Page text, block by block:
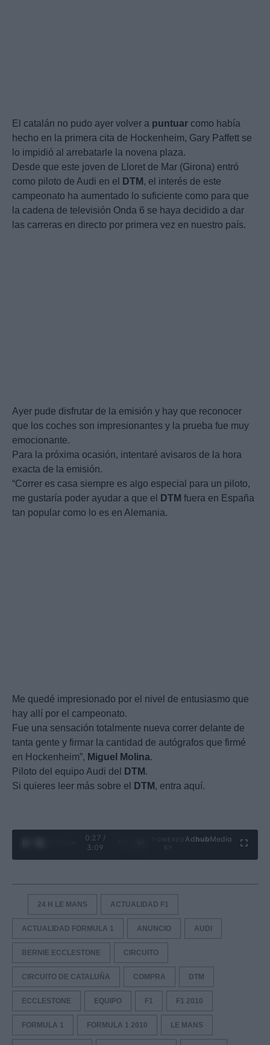
El catalán no pudo ayer volver a puntuar como había
hecho en la primera cita de Hockenheim, Gary Paffett se
lo impidió al arrebatarle la novena plaza.
Desde que este joven de Lloret de Mar (Girona) entró
como piloto de Audi en el
DTM , el interés de este
campeonato ha aumentado lo suficiente como para que
la cadena de televisión Onda 6 se haya decidido a dar
las carreras en directo por primera vez en nuestro país.
Ayer pude disfrutar de la emisión y hay que reconocer
que los coches son impresionantes y la prueba fue muy
emocionante.
Para la próxima ocasión, intentaré avisaros de la hora
exacta de la emisión.
“Correr es casa siempre es algo especial para un piloto,
me gustaría poder ayudar a que el
DTM fuera en España
tan popular como lo es en Alemania.
Me quedé impresionado por el nivel de entusiasmo que
hay allí por el campeonato.
Fue una sensación totalmente nueva correr delante de
tanta gente y firmar la cantidad de autógrafos que firmé
en Hockenheim”, Miguel Molina.
Piloto del equipo Audi del
DTM .
Si quieres leer más sobre el
DTM , entra aquí.
0:28 /
3:09
Ad hubMedia
24 H LE MANS ACTUALIDAD F1
ACTUALIDAD FORMULA 1 ANUNCIO AUDI
BERNIE ECCLESTONE CIRCUITO
CIRCUITO DE CATALUÑA COMPRA DTM
ECCLESTONE EQUIPO F1 F1 2010
FORMULA 1 FORMULA 1 2010 LE MANS